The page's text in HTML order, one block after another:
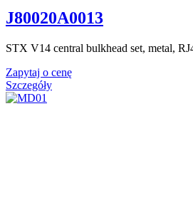
J80020A0013
STX V14 central bulkhead set, metal,
Zapytaj o cenę
Szczegóły